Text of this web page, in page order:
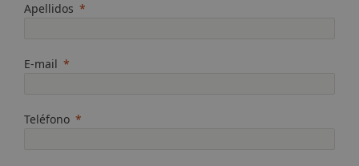
Apellidos
E-mail
Teléfono